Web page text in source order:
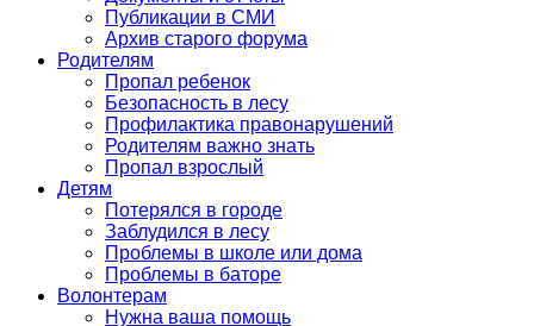
Публикации в СМИ
Архив старого форума
Родителям
Пропал ребенок
Безопасность в лесу
Профилактика правонарушений
Родителям важно знать
Пропал взрослый
Детям
Потерялся в городе
Заблудился в лесу
Проблемы в школе или дома
Проблемы в баторе
Волонтерам
Нужна ваша помощь